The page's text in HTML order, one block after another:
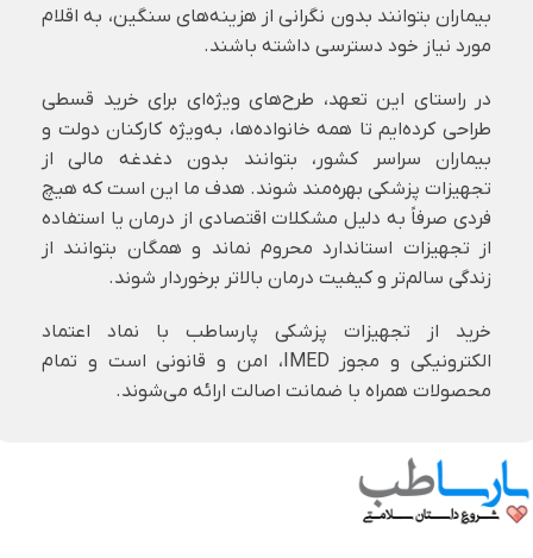
بیماران بتوانند بدون نگرانی از هزینه‌های سنگین، به اقلام
مورد نیاز خود دسترسی داشته باشند.
در راستای این تعهد، طرح‌های ویژه‌ای برای خرید قسطی
طراحی کرده‌ایم تا همه خانواده‌ها، به‌ویژه کارکنان دولت و
بیماران سراسر کشور، بتوانند بدون دغدغه مالی از
تجهیزات پزشکی بهره‌مند شوند. هدف ما این است که هیچ
فردی صرفاً به دلیل مشکلات اقتصادی از درمان یا استفاده
از تجهیزات استاندارد محروم نماند و همگان بتوانند از
زندگی سالم‌تر و کیفیت درمان بالاتر برخوردار شوند.
خرید از تجهیزات پزشکی پارساطب با نماد اعتماد
الکترونیکی و مجوز IMED، امن و قانونی است و تمام
محصولات همراه با ضمانت اصالت ارائه می‌شوند.